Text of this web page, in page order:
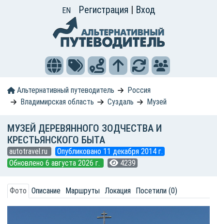
EN Регистрация | Вход
Альтернативный путеводитель
Россия
Владимирская область
Суздаль Музей
МУЗЕЙ ДЕРЕВЯННОГО ЗОДЧЕСТВА И
КРЕСТЬЯНСКОГО БЫТА
autotravel.ru
Опубликовано 11 декабря 2014 г.
Обновлено 6 августа 2026 г.
4239
Фото Описание Маршруты Локация Посетили (0)